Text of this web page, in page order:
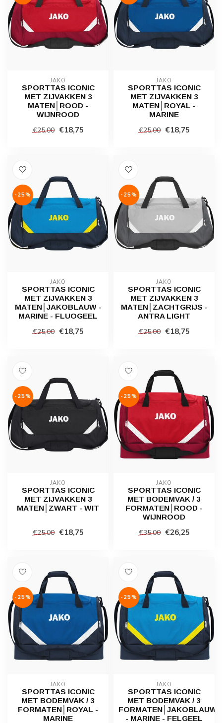
JAKO
SPORTTAS ICONIC
MET ZIJVAKKEN 3
MATEN│ROOD -
WIJNROOD
€25,00 €18,75
JAKO
SPORTTAS ICONIC
MET ZIJVAKKEN 3
MATEN│ROYAL -
MARINE
€25,00 €18,75
-25%
JAKO
SPORTTAS ICONIC
MET ZIJVAKKEN 3
MATEN│JAKOBLAUW -
MARINE - FLUOGEEL
€25,00 €18,75
-25%
JAKO
SPORTTAS ICONIC
MET ZIJVAKKEN 3
MATEN│ZACHTGRIJS -
ANTRA LIGHT
€25,00 €18,75
-25%
JAKO
SPORTTAS ICONIC
MET ZIJVAKKEN 3
MATEN│ZWART - WIT
€25,00 €18,75
-25%
JAKO
SPORTTAS ICONIC
MET BODEMVAK / 3
FORMATEN│ROOD -
WIJNROOD
€35,00 €26,25
-25%
JAKO
SPORTTAS ICONIC
MET BODEMVAK / 3
FORMATEN│ROYAL -
MARINE
-25%
JAKO
SPORTTAS ICONIC
MET BODEMVAK / 3
FORMATEN│JAKOBLAUW
- MARINE - FELGEEL